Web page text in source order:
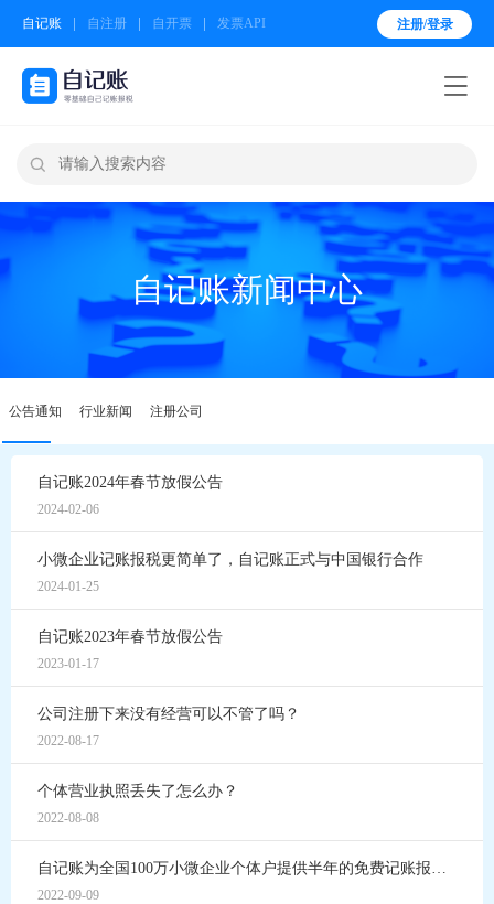
自记账 自注册 自开票 发票API 注册/登录


自记账新闻中心
公告通知 行业新闻 注册公司
自记账2024年春节放假公告
2024-02-06
小微企业记账报税更简单了，自记账正式与中国银行合作
2024-01-25
自记账2023年春节放假公告
2023-01-17
公司注册下来没有经营可以不管了吗？
2022-08-17
个体营业执照丢失了怎么办？
2022-08-08
自记账为全国100万小微企业个体户提供半年的免费记账报税服务
2022-09-09